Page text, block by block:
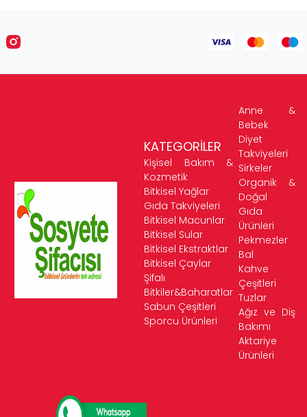
KATEGORİLER
Kişisel Bakım &
Kozmetik
Bitkisel Yağlar
Gıda Takviyeleri
Bitkisel Macunlar
Bitkisel Sular
Bitkisel Ekstraktlar
Bitkisel Çaylar
Şifalı
Bitkiler&Baharatlar
Sabun Çeşitleri
Sporcu Ürünleri
Anne &
Bebek
Diyet
Takviyeleri
Sirkeler
Organik &
Doğal
Gıda
Ürünleri
Pekmezler
Bal
Kahve
Çeşitleri
Tuzlar
Ağız ve Diş
Bakımı
Aktariye
Ürünleri